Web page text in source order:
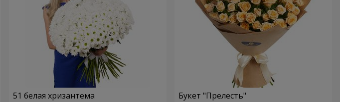
51 белая хризантема Букет "Прелесть"